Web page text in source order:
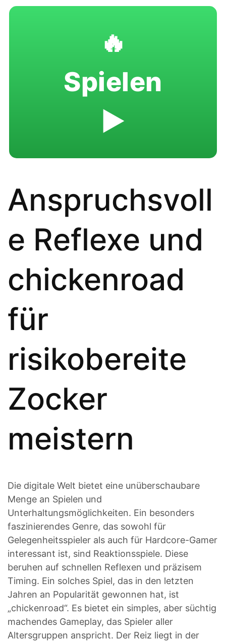
🔥
Spielen
▶️
Anspruchsvoll
e Reflexe und
chickenroad
für
risikobereite
Zocker
meistern
Die digitale Welt bietet eine unüberschaubare
Menge an Spielen und
Unterhaltungsmöglichkeiten. Ein besonders
faszinierendes Genre, das sowohl für
Gelegenheitsspieler als auch für Hardcore-Gamer
interessant ist, sind Reaktionsspiele. Diese
beruhen auf schnellen Reflexen und präzisem
Timing. Ein solches Spiel, das in den letzten
Jahren an Popularität gewonnen hat, ist
„chickenroad“. Es bietet ein simples, aber süchtig
machendes Gameplay, das Spieler aller
Altersgruppen anspricht. Der Reiz liegt in der